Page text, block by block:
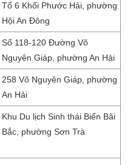
Tổ 6 Khối Phước Hải, phường
Hội An Đông
Số 118-120 Đường Võ
Nguyên Giáp, phường An Hải
258 Võ Nguyên Giáp, phường
An Hải
Khu Du lịch Sinh thái Biển Bãi
Bắc, phường Sơn Trà